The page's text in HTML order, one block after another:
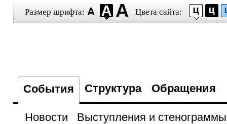
Размер шрифта: Цвета сайта:
События Структура Обращения
Новости
Выступления и стенограммы